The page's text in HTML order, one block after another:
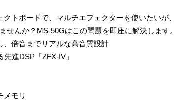
トボードで、マルチエフェクターを使いたいが、
せんか？MS-50Gはこの問題を即座に解決します。
倍音までリアルな高音質設計
進DSP「ZFX-IV」
モリ